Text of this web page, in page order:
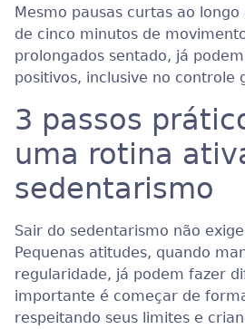
Mesmo pausas curtas ao
de cinco minutos de
prolongados sentado, já
positivos, inclusive no controle
3 passos
uma rotina
sedentarismo
Sair do sedentarismo não
Pequenas atitudes, quando
regularidade, já podem fazer
importante é começar de
respeitando seus limites e